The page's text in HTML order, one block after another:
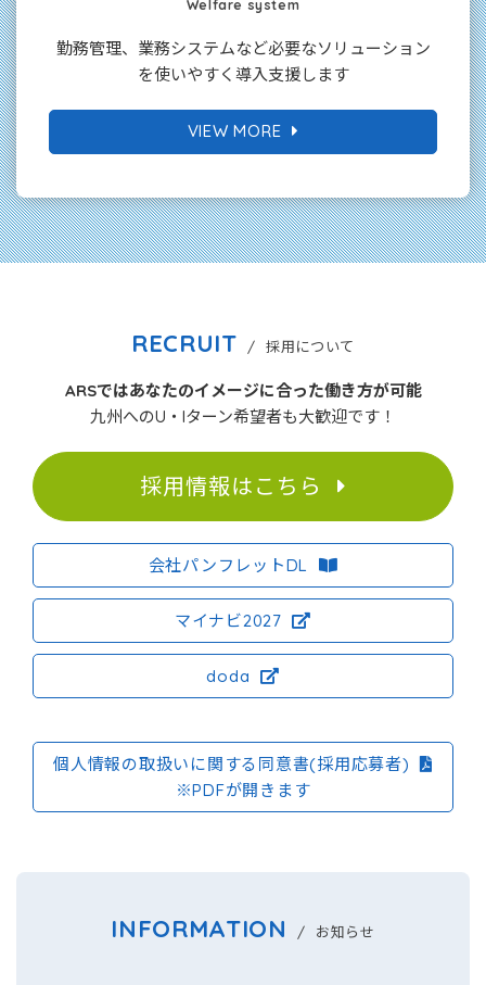
Welfare system
勤務管理、業務システムなど必要なソリューション
を使いやすく導入支援します
VIEW MORE
RECRUIT / 採用について
ARSではあなたのイメージに合った働き方が可能
九州へのU・Iターン希望者も大歓迎です！
採用情報はこちら
会社パンフレットDL
マイナビ2027
doda
個人情報の取扱いに関する同意書(採用応募者)
※PDFが開きます
INFORMATION / お知らせ